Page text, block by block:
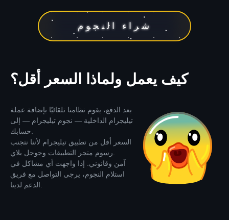
شراء النجوم
كيف يعمل ولماذا السعر أقل؟
بعد الدفع، يقوم نظامنا تلقائيًا بإضافة عملة
تيليجرام الداخلية — نجوم تيليجرام — إلى
السعر أقل من تطبيق تيليجرام لأننا نتجنب
آمن وقانوني. إذا واجهت أي مشاكل في
استلام النجوم، يرجى التواصل مع فريق